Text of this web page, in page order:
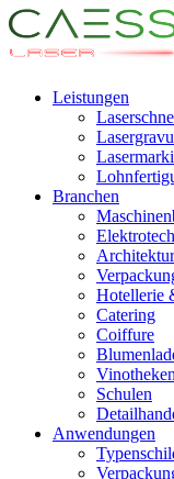
Leistungen
Branchen
Architektur
Hotellerie
Catering
Coiffure
Vinotheken
Schulen
Anwendungen